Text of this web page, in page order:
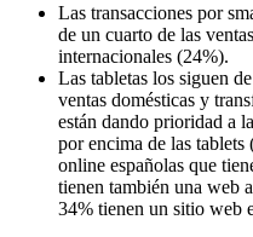
Las transacciones por
de un cuarto de las
internacionales (24%).
Las tabletas los siguen
ventas domésticas y
están dando prioridad a
por encima de las tablets
online españolas que
tienen también una web
34% tienen un sitio web